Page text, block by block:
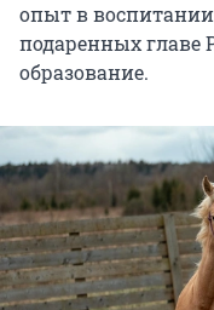
опыт в
подаренных главе
образование.